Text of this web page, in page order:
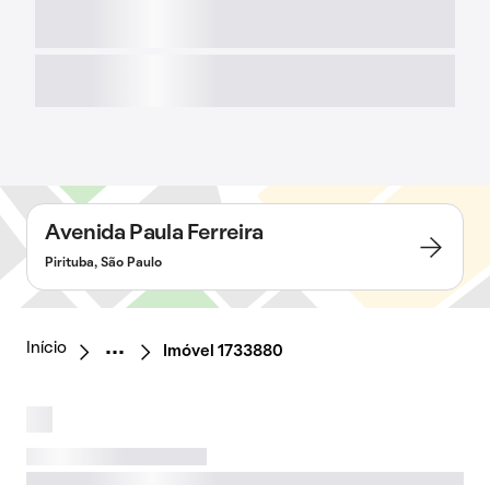
Avenida Paula Ferreira
Pirituba, São Paulo
Início Imóvel 1733880